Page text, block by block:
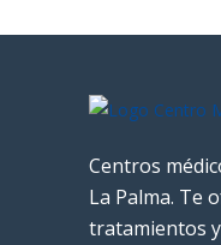
Centros
La Palma. Te
tratamientos